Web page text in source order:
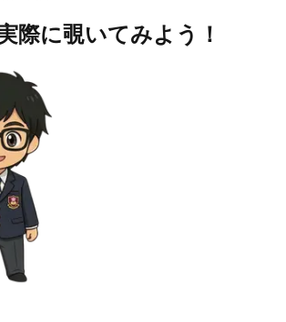
際に覗いてみよう！